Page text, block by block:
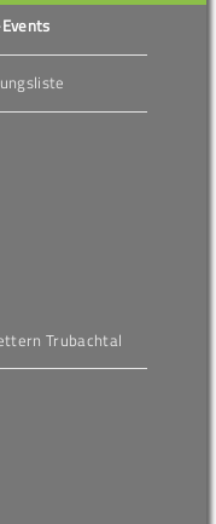
Trubachtal